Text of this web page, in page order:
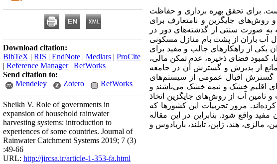
برای تحقق بهره برداری و حفاظت
و روش‌های جایگزین و نامتعارف برای
صورت سنتی از گذشته‌های دور در
آب باران از پشت بام منازل مسکونی
یکی از راهکارهای جالب و مفید برای
کمبود فضای ذخیره، عدم تمکن مالی،
از پذیرش و گسترش آن در جامعه
گسترش اقبال عمومی از سیستم‌های
اقلیم خشک و نیمه خشک می‌باشند و
تامین آب از روش‌های جایگزین اتخاذ
مرور تجربیات این کشورها که
واقع شود. بنابراین در این مقاله
مالزی، هند، ژاپن، تایلند، باربادوس و
Download citation:
BibTeX | RIS | EndNote | Medlars | ProCite
| Reference Manager| RefWorks
Send citation to:
Mendeley
Zotero RefWorks
Sheikh V. Role of governments in
expansion of household rainwater
harvesting systems: introduction to
experiences of some countries. Journal of
Rainwater Catchment Systems 2019; 7 (3)
:49-66
URL: http://jircsa.ir/article-1-353-fa.html